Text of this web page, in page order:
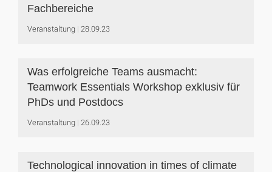
Fachbereiche
Veranstaltung 28.09.23
Was erfolgreiche Teams ausmacht:
Teamwork Essentials Workshop exklusiv für
PhDs und Postdocs
Veranstaltung 26.09.23
Technological innovation in times of climate